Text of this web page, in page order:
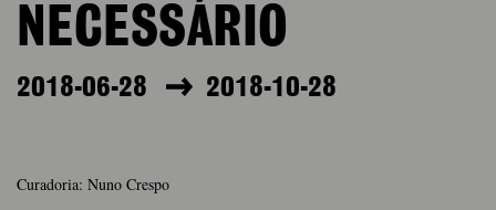
NECESSÁRIO
2018-06-28 2018-10-28
Curadoria: Nuno Crespo